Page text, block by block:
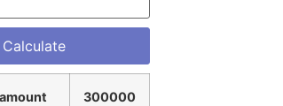
300000